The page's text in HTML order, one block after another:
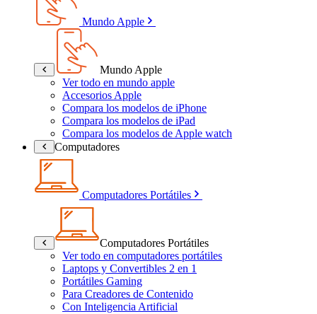
Mundo Apple
Mundo Apple
Ver todo en mundo apple
Accesorios Apple
Compara los modelos de iPhone
Compara los modelos de iPad
Compara los modelos de Apple watch
Computadores
Computadores Portátiles
Computadores Portátiles
Ver todo en computadores portátiles
Laptops y Convertibles 2 en 1
Portátiles Gaming
Para Creadores de Contenido
Con Inteligencia Artificial